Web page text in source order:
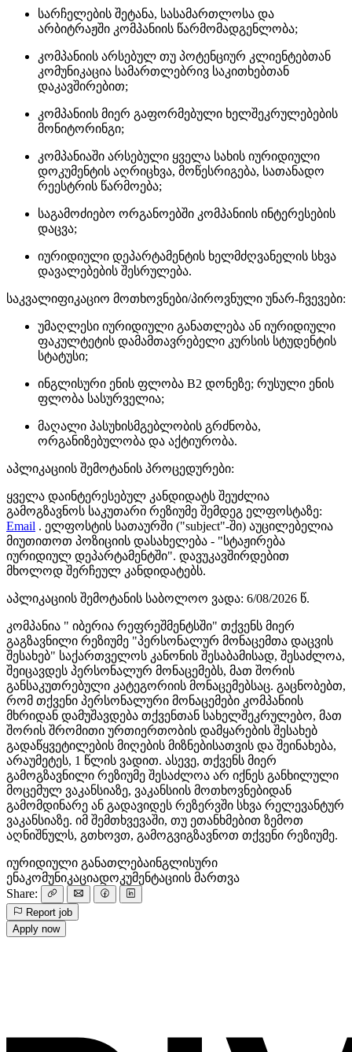
სარჩელების შეტანა, სასამართლოსა და
არბიტრაჟში კომპანიის წარმომადგენლობა;
კომპანიის არსებულ თუ პოტენციურ კლიენტებთან
კომუნიკაცია სამართლებრივ საკითხებთან
დაკავშირებით;
კომპანიის მიერ გაფორმებული ხელშეკრულებების
მონიტორინგი;
კომპანიაში არსებული ყველა სახის იურიდიული
დოკუმენტის აღრიცხვა, მოწესრიგება, სათანადო
რეესტრის წარმოება;
საგამოძიებო ორგანოებში კომპანიის ინტერესების
დაცვა;
იურიდიული დეპარტამენტის ხელმძღვანელის სხვა
დავალებების შესრულება.
საკვალიფიკაციო მოთხოვნები/პიროვნული უნარ-ჩვევები:
უმაღლესი იურიდიული განათლება ან იურიდიული
ფაკულტეტის დამამთავრებელი კურსის სტუდენტის
სტატუსი;
ინგლისური ენის ფლობა B2 დონეზე; რუსული ენის
ფლობა სასურველია;
მაღალი პასუხისმგებლობის გრძნობა,
ორგანიზებულობა და აქტიურობა.
აპლიკაციის შემოტანის პროცედურები:
ყველა დაინტერესებულ კანდიდატს შეუძლია
გამოგზავნოს საკუთარი რეზიუმე შემდეგ ელფოსტაზე:
Email . ელფოსტის სათაურში ("subject"-ში) აუცილებელია
მიუთითოთ პოზიციის დასახელება - "სტაჟირება
იურიდიულ დეპარტამენტში". დავუკავშირდებით
მხოლოდ შერჩეულ კანდიდატებს.
აპლიკაციის შემოტანის საბოლოო ვადა: 6/08/2026 წ.
კომპანია " იბერია რეფრეშმენტსში" თქვენს მიერ
გაგზავნილი რეზიუმე "პერსონალურ მონაცემთა დაცვის
შესახებ" საქართველოს კანონის შესაბამისად, შესაძლოა,
შეიცავდეს პერსონალურ მონაცემებს, მათ შორის
განსაკუთრებული კატეგორიის მონაცემებსაც. გაცნობებთ,
რომ თქვენი პერსონალური მონაცემები კომპანიის
მხრიდან დამუშავდება თქვენთან სახელშეკრულებო, მათ
შორის შრომითი ურთიერთობის დამყარების შესახებ
გადაწყვეტილების მიღების მიზნებისათვის და შეინახება,
არაუმეტეს, 1 წლის ვადით. ასევე, თქვენს მიერ
გამოგზავნილი რეზიუმე შესაძლოა არ იქნეს განხილული
მოცემულ ვაკანსიაზე, ვაკანსიის მოთხოვნებიდან
გამომდინარე ან გადავიდეს რეზერვში სხვა რელევანტურ
ვაკანსიაზე. იმ შემთხვევაში, თუ ეთანხმებით ზემოთ
აღნიშნულს, გთხოვთ, გამოგვიგზავნოთ თქვენი რეზიუმე.
იურიდიული განათლებაინგლისური
ენაკომუნიკაციადოკუმენტაციის მართვა
Share:
Report job
Apply now